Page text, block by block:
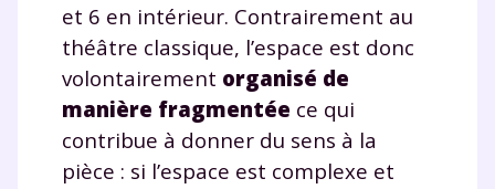
et 6 en intérieur. Contrairement au
théâtre classique, l’espace est donc
volontairement organisé de
manière fragmentée ce qui
contribue à donner du sens à la
pièce : si l’espace est complexe et